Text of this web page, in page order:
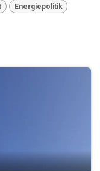
Energiepolitik